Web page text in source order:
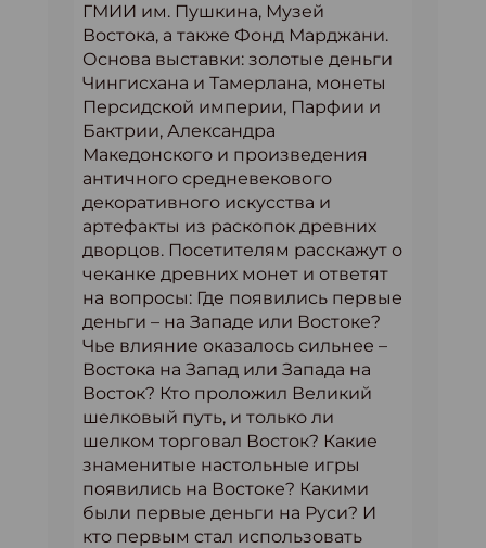
ГМИИ им. Пушкина, Музей
Востока, а также Фонд Марджани.
Основа выставки: золотые деньги
Чингисхана и Тамерлана, монеты
Персидской империи, Парфии и
Бактрии, Александра
Македонского и произведения
античного средневекового
декоративного искусства и
артефакты из раскопок древних
дворцов. Посетителям расскажут о
чеканке древних монет и ответят
на вопросы: Где появились первые
деньги – на Западе или Востоке?
Чье влияние оказалось сильнее –
Востока на Запад или Запада на
Восток? Кто проложил Великий
шелковый путь, и только ли
шелком торговал Восток? Какие
знаменитые настольные игры
появились на Востоке? Какими
были первые деньги на Руси? И
кто первым стал использовать